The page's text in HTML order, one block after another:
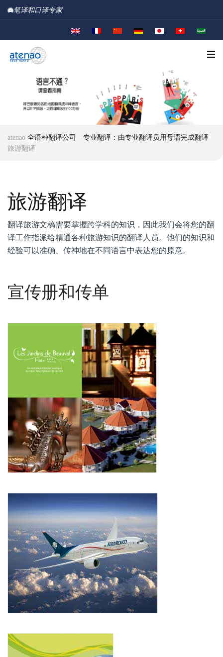
笔译和口译专家
atenao 全语种翻译公司
专业翻译：由专业翻译员用母语完成翻译
旅游翻译
旅游翻译
翻译旅游文稿需要掌握跨学科的知识，因此我们会将您的翻
译工作指派给精通各种旅游知识的翻译人员。他们的知识和
经验可以准确、传神地在不同语言中表达您的原意。
宣传册和传单